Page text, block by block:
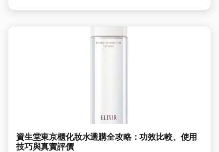
資生堂東京櫃化妝水選購全攻略：功效比較、使用
技巧與真實評價